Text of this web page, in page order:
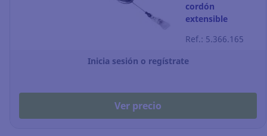
cordón
extensible
80 cm - negro -
Ref.: 5.366.165
Inicia sesión o regístrate
Ver precio